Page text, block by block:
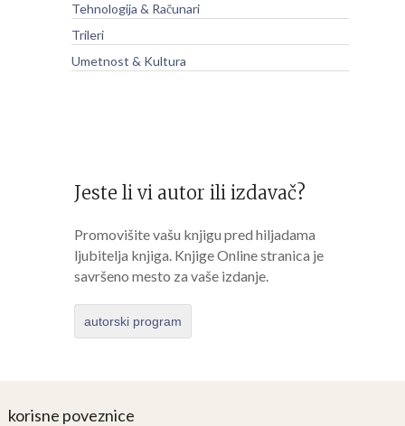
Tehnologija & Računari
Trileri
Umetnost & Kultura
Jeste li vi autor ili izdavač?
Promovišite vašu knjigu pred hiljadama
ljubitelja knjiga. Knjige Online stranica je
savršeno mesto za vaše izdanje.
autorski program
korisne poveznice